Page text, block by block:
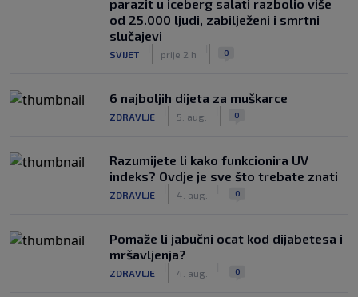
parazit u iceberg salati razbolio više
od 25.000 ljudi, zabilježeni i smrtni
slučajevi
SVIJET prije 2 h 0
6 najboljih dijeta za muškarce
ZDRAVLJE 5. aug. 0
Razumijete li kako funkcionira UV
indeks? Ovdje je sve što trebate znati
ZDRAVLJE 4. aug. 0
Pomaže li jabučni ocat kod dijabetesa i
mršavljenja?
ZDRAVLJE 4. aug. 0